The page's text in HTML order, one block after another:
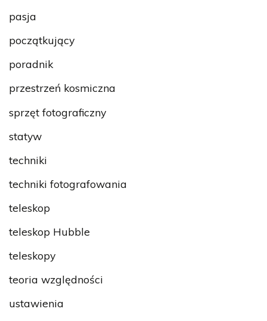
pasja
początkujący
poradnik
przestrzeń kosmiczna
sprzęt fotograficzny
statyw
techniki
techniki fotografowania
teleskop
teleskop Hubble
teleskopy
teoria względności
ustawienia